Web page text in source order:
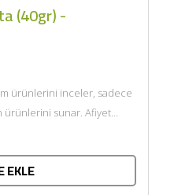
(40gr) -
ürünlerini inceler, sadece
sunar. Afiyet
EKLE